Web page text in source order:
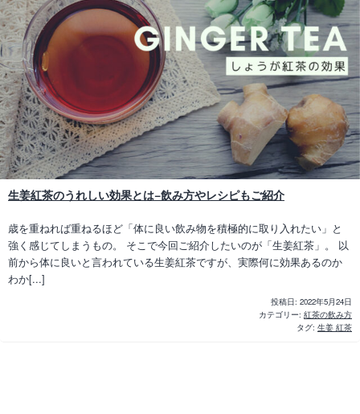
生姜紅茶のうれしい効果とは−飲み方やレシピもご紹介
歳を重ねれば重ねるほど「体に良い飲み物を積極的に取り入れたい」と
強く感じてしまうもの。 そこで今回ご紹介したいのが「生姜紅茶」。 以
前から体に良いと言われている生姜紅茶ですが、実際何に効果あるのか
わか[...]
投稿日: 2022年5月24日
カテゴリー: 紅茶の飲み方
タグ: 生姜 紅茶